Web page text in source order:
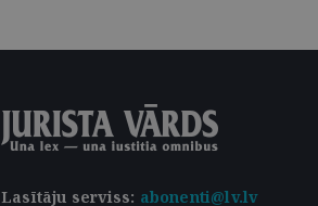
Lasītāju serviss: abonenti@lv.lv